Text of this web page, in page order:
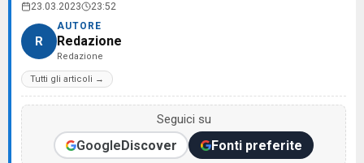
23.03.2023 23:52
R
AUTORE
Redazione
Redazione
Tutti gli articoli →
Seguici su
GoogleDiscover Fonti preferite